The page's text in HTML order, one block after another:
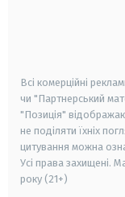
Всі комерційні
чи "Партнерський
"Позиція"
не поділяти їхніх
цитування можна
Усі права захищені.
року (21+)